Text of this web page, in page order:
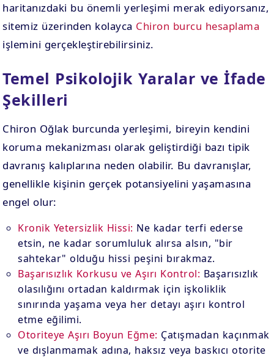
haritanızdaki bu önemli yerleşimi merak ediyorsanız,
sitemiz üzerinden kolayca Chiron burcu hesaplama
işlemini gerçekleştirebilirsiniz.
Temel Psikolojik Yaralar ve İfade
Şekilleri
Chiron Oğlak burcunda yerleşimi, bireyin kendini
koruma mekanizması olarak geliştirdiği bazı tipik
davranış kalıplarına neden olabilir. Bu davranışlar,
genellikle kişinin gerçek potansiyelini yaşamasına
engel olur:
Kronik Yetersizlik Hissi: Ne kadar terfi ederse
etsin, ne kadar sorumluluk alırsa alsın, "bir
sahtekar" olduğu hissi peşini bırakmaz.
Başarısızlık Korkusu ve Aşırı Kontrol: Başarısızlık
olasılığını ortadan kaldırmak için işkoliklik
sınırında yaşama veya her detayı aşırı kontrol
etme eğilimi.
Otoriteye Aşırı Boyun Eğme: Çatışmadan kaçınmak
ve dışlanmamak adına, haksız veya baskıcı otorite